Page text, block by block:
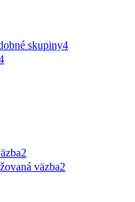
skupiny4
2
väzba2